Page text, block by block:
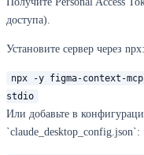
доступа).
Установите сервер через npx:
npx -y figma-context-
stdio
Или добавьте в
`claude_desktop_config.json`: